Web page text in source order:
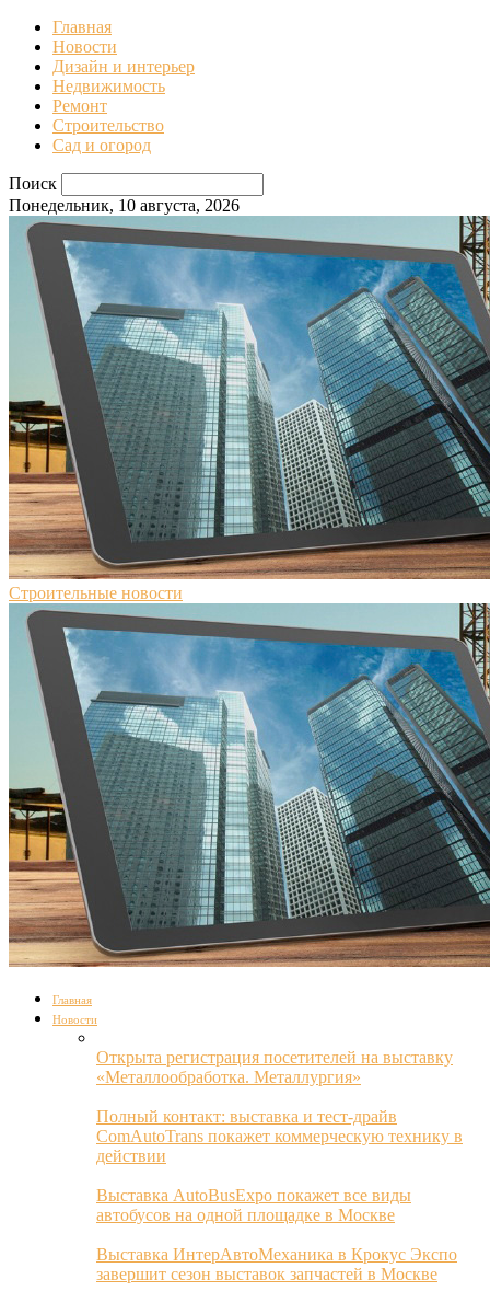
Главная
Новости
Дизайн и интерьер
Недвижимость
Ремонт
Строительство
Сад и огород
Поиск
Понедельник, 10 августа, 2026
Строительные новости
Главная
Новости
Открыта регистрация посетителей на выставку
«Металлообработка. Металлургия»
Полный контакт: выставка и тест-драйв
ComAutoTrans покажет коммерческую технику в
действии
Выставка AutoBusExpo покажет все виды
автобусов на одной площадке в Москве
Выставка ИнтерАвтоМеханика в Крокус Экспо
завершит сезон выставок запчастей в Москве